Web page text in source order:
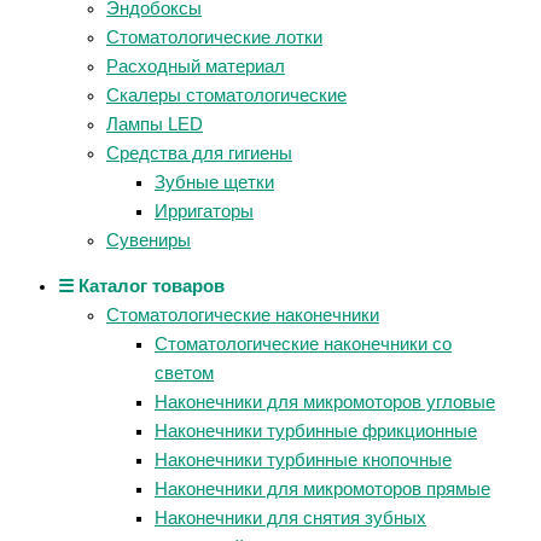
Эндобоксы
Стоматологические лотки
Расходный материал
Скалеры стоматологические
Лампы LED
Средства для гигиены
Зубные щетки
Ирригаторы
Сувениры
☰ Каталог товаров
Стоматологические наконечники
Стоматологические наконечники со
светом
Наконечники для микромоторов угловые
Наконечники турбинные фрикционные
Наконечники турбинные кнопочные
Наконечники для микромоторов прямые
Наконечники для снятия зубных